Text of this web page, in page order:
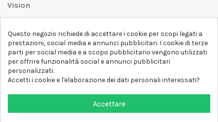
Vision
belli da vedere, ma che trasmettano anche un messaggio importante.
Che siate alla ricerca di una t-shirt unica e di tendenza, di una felpa
comoda e accogliente o di un accessorio esclusivo,D-SHIRTha
qualcosa per tutti.
Follow us
Questo negozio richiede di accettare i cookie per scopi legati a
prestazioni, social media e annunci pubblicitari. I cookie di terze
parti per social media e a scopo pubblicitario vengono utilizzati
per offrire funzionalità social e annunci pubblicitari
personalizzati.
Accetti i cookie e l'elaborazione dei dati personali interessati?
Accettare